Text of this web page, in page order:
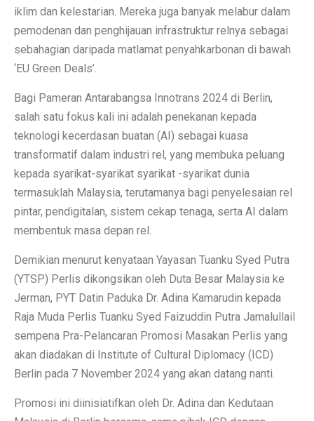
iklim dan kelestarian. Mereka juga banyak melabur dalam
pemodenan dan penghijauan infrastruktur relnya sebagai
sebahagian daripada matlamat penyahkarbonan di bawah
‘EU Green Deals’.
Bagi Pameran Antarabangsa Innotrans 2024 di Berlin,
salah satu fokus kali ini adalah penekanan kepada
teknologi kecerdasan buatan (AI) sebagai kuasa
transformatif dalam industri rel, yang membuka peluang
kepada syarikat-syarikat syarikat -syarikat dunia
termasuklah Malaysia, terutamanya bagi penyelesaian rel
pintar, pendigitalan, sistem cekap tenaga, serta AI dalam
membentuk masa depan rel.
Demikian menurut kenyataan Yayasan Tuanku Syed Putra
(YTSP) Perlis dikongsikan oleh Duta Besar Malaysia ke
Jerman, PYT Datin Paduka Dr. Adina Kamarudin kepada
Raja Muda Perlis Tuanku Syed Faizuddin Putra Jamalullail
sempena Pra-Pelancaran Promosi Masakan Perlis yang
akan diadakan di Institute of Cultural Diplomacy (ICD)
Berlin pada 7 November 2024 yang akan datang nanti.
Promosi ini diinisiatifkan oleh Dr. Adina dan Kedutaan